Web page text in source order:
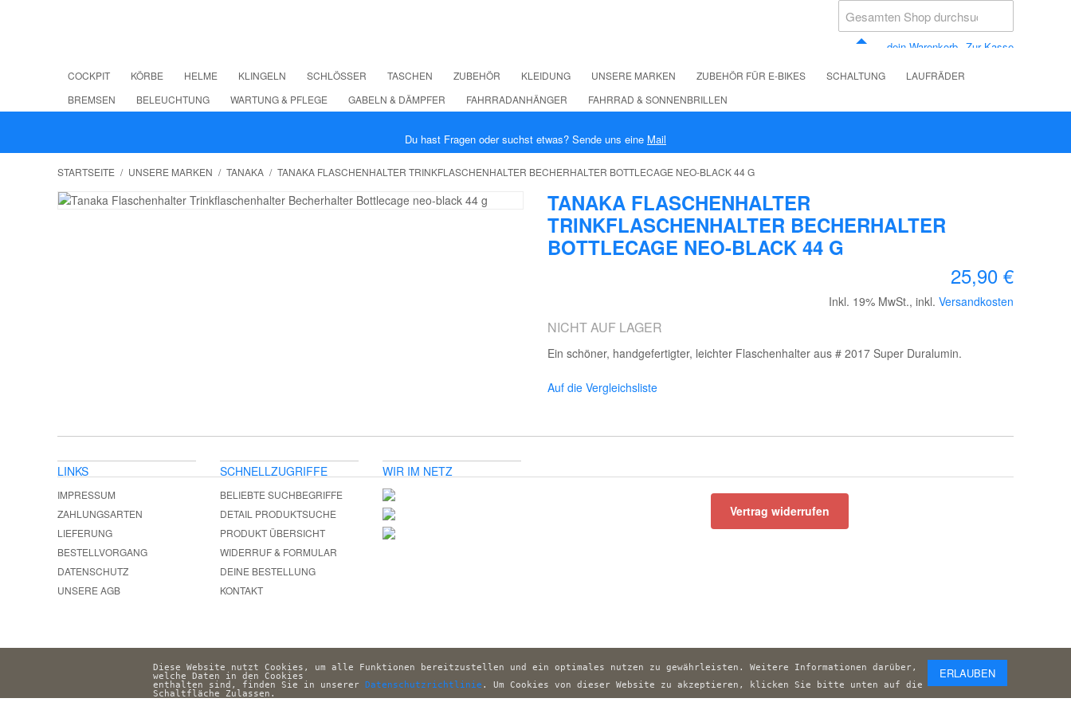
dein Warenkorb Zur Kasse
COCKPIT KÖRBE HELME KLINGELN SCHLÖSSER TASCHEN ZUBEHÖR KLEIDUNG UNSERE MARKEN ZUBEHÖR FÜR E-BIKES SCHALTUNG
LAUFRÄDER
BREMSEN
BELEUCHTUNG WARTUNG & PFLEGE GABELN & DÄMPFER FAHRRADANHÄNGER FAHRRAD & SONNENBRILLEN
Du hast Fragen oder suchst etwas? Sende uns eine Mail
STARTSEITE / UNSERE MARKEN / TANAKA / TANAKA FLASCHENHALTER TRINKFLASCHENHALTER BECHERHALTER BOTTLECAGE NEO-BLACK 44 G
TANAKA FLASCHENHALTER
TRINKFLASCHENHALTER BECHERHALTER
BOTTLECAGE NEO-BLACK 44 G
25,90 €
Inkl. 19% MwSt., inkl. Versandkosten
NICHT AUF LAGER
Ein schöner, handgefertigter, leichter Flaschenhalter aus # 2017 Super Duralumin.
Auf die Vergleichsliste
LINKS
IMPRESSUM
ZAHLUNGSARTEN
LIEFERUNG
BESTELLVORGANG
DATENSCHUTZ
UNSERE AGB
SCHNELLZUGRIFFE
BELIEBTE SUCHBEGRIFFE
DETAIL PRODUKTSUCHE
PRODUKT ÜBERSICHT
WIDERRUF & FORMULAR
DEINE BESTELLUNG
KONTAKT
WIR IM NETZ
Vertrag widerrufen
Diese Website nutzt Cookies, um alle Funktionen bereitzustellen und ein optimales nutzen zu gewährleisten. Weitere Informationen darüber,
welche Daten in den Cookies
enthalten sind, finden Sie in unserer Datenschutzrichtlinie . Um Cookies von dieser Website zu akzeptieren, klicken Sie bitte unten auf die
Schaltfläche Zulassen.
ERLAUBEN